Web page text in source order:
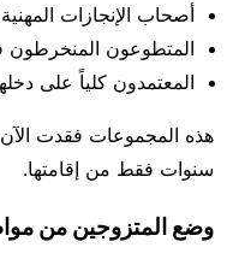
أصحاب الإنجازات المهنية
المتطوعون المنخرطون
المعتمدون كلياً على
سنوات فقط من إقامتها.
وضع المتزوجين من